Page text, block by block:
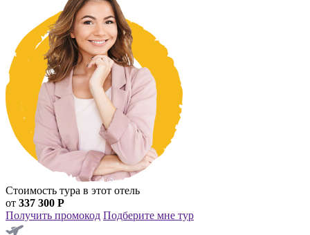
Стоимость тура в этот отель
от 337 300 Р
Получить промокод Подберите мне тур